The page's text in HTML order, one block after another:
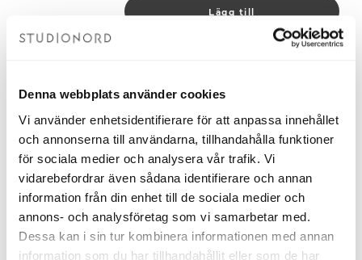
Denna webbplats använder cookies
Vi använder enhetsidentifierare för att anpassa innehållet
och annonserna till användarna, tillhandahålla funktioner
för sociala medier och analysera vår trafik. Vi
vidarebefordrar även sådana identifierare och annan
information från din enhet till de sociala medier och
annons- och analysföretag som vi samarbetar med.
Dessa kan i sin tur kombinera informationen med annan
information som du har tillhandahållit eller som de har
Lägg till
Universiell bottenventil med pop-up
Tillverkad i Italien av hög kvalité
Till bottenventil Otto passar detta
Vattenlås:Köp här >>
7 års garanti
460 kr
Lägg till